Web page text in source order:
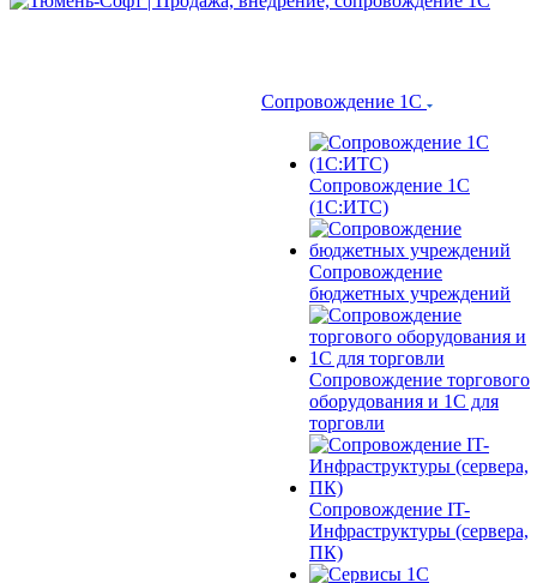
Сопровождение 1С
Сопровождение 1С
(1С:ИТС)
Сопровождение
бюджетных учреждений
Сопровождение торгового
оборудования и 1С для
торговли
Сопровождение IT-
Инфраструктуры (сервера,
ПК)